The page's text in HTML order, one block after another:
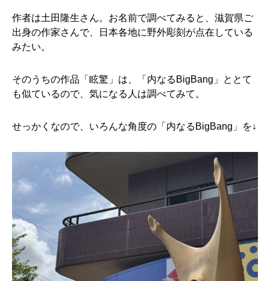
作者は土田隆生さん。お名前で調べてみると、滋賀県ご
出身の作家さんで、日本各地に野外彫刻が点在している
みたい。
そのうちの作品「眩驚」は、「内なるBigBang」ととて
も似ているので、気になる人は調べてみて。
せっかくなので、いろんな角度の「内なるBigBang」を↓